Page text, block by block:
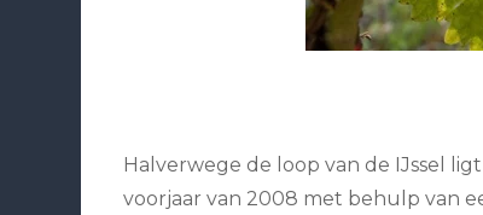
Halverwege de loop van de IJssel
voorjaar van 2008 met behulp van